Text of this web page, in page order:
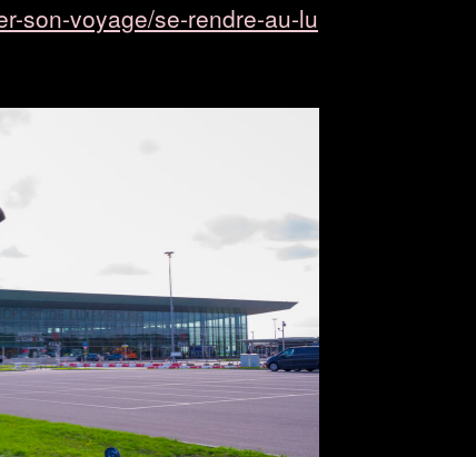
​s​o​n​-​v​o​y​a​g​e​/​s​e​-​r​e​n​d​r​e​-​a​u​-​l​u​